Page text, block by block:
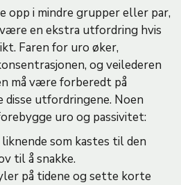
opp i mindre grupper eller par,
en ekstra utfordring hvis
Faren for uro øker,
og veilederen
må være forberedt på
disse utfordringene. Noen
uro og passivitet:
som kastes til den
til å snakke.
på tidene og sette korte